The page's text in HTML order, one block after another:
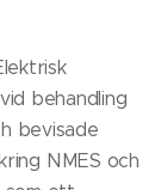
behandling
bevisade
NMES och